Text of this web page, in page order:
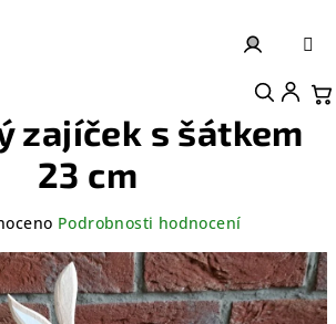
Přihlášení
zajíček s šátkem
23 cm
Podrobnosti hodnocení